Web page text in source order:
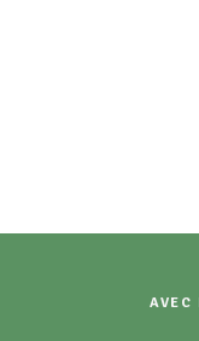
AVEC